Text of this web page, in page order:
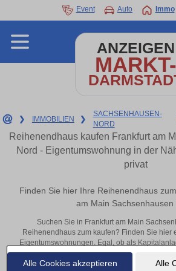
Alle Cookies akzeptieren Alle
Event Auto Immo
ANZEIGEN
MARKT-
❯ IMMOBILIEN ❯
SACHSENHAUSEN-
NORD
Reihenendhaus kaufen Frankfurt am
Nord - Eigentumswohnung in der
privat
Finden Sie hier Ihre Reihenendhaus
am Main Sachsenhausen
Suchen Sie in Frankfurt am Main
Reihenendhaus zum kaufen? Finden Sie hier
Eigentumswohnungen. Egal, ob als
– hier finden Sie Ihre Immobilie in Frankfurt am
Nord oder in der Nähe.